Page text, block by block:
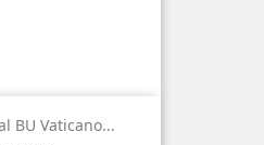
BU Vaticano...